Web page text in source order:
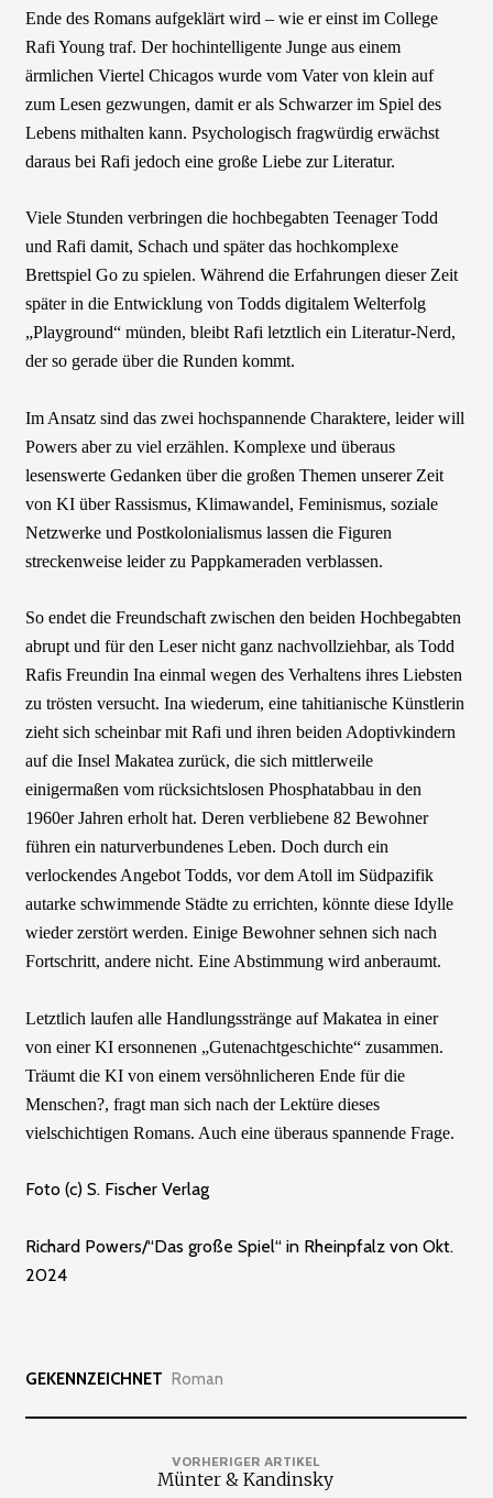
Ende des Romans aufgeklärt wird – wie er einst im College
Rafi Young traf. Der hochintelligente Junge aus einem
ärmlichen Viertel Chicagos wurde vom Vater von klein auf
zum Lesen gezwungen, damit er als Schwarzer im Spiel des
Lebens mithalten kann. Psychologisch fragwürdig erwächst
daraus bei Rafi jedoch eine große Liebe zur Literatur.
Viele Stunden verbringen die hochbegabten Teenager Todd
und Rafi damit, Schach und später das hochkomplexe
Brettspiel Go zu spielen. Während die Erfahrungen dieser Zeit
später in die Entwicklung von Todds digitalem Welterfolg
„Playground“ münden, bleibt Rafi letztlich ein Literatur-Nerd,
der so gerade über die Runden kommt.
Im Ansatz sind das zwei hochspannende Charaktere, leider will
Powers aber zu viel erzählen. Komplexe und überaus
lesenswerte Gedanken über die großen Themen unserer Zeit
von KI über Rassismus, Klimawandel, Feminismus, soziale
Netzwerke und Postkolonialismus lassen die Figuren
streckenweise leider zu Pappkameraden verblassen.
So endet die Freundschaft zwischen den beiden Hochbegabten
abrupt und für den Leser nicht ganz nachvollziehbar, als Todd
Rafis Freundin Ina einmal wegen des Verhaltens ihres Liebsten
zu trösten versucht. Ina wiederum, eine tahitianische Künstlerin
zieht sich scheinbar mit Rafi und ihren beiden Adoptivkindern
auf die Insel Makatea zurück, die sich mittlerweile
einigermaßen vom rücksichtslosen Phosphatabbau in den
1960er Jahren erholt hat. Deren verbliebene 82 Bewohner
führen ein naturverbundenes Leben. Doch durch ein
verlockendes Angebot Todds, vor dem Atoll im Südpazifik
autarke schwimmende Städte zu errichten, könnte diese Idylle
wieder zerstört werden. Einige Bewohner sehnen sich nach
Fortschritt, andere nicht. Eine Abstimmung wird anberaumt.
Letztlich laufen alle Handlungsstränge auf Makatea in einer
von einer KI ersonnenen „Gutenachtgeschichte“ zusammen.
Träumt die KI von einem versöhnlicheren Ende für die
Menschen?, fragt man sich nach der Lektüre dieses
vielschichtigen Romans. Auch eine überaus spannende Frage.
Foto (c) S. Fischer Verlag
Richard Powers/“Das große Spiel“ in Rheinpfalz von Okt.
2024
GEKENNZEICHNET Roman
VORHERIGER ARTIKEL
Münter & Kandinsky